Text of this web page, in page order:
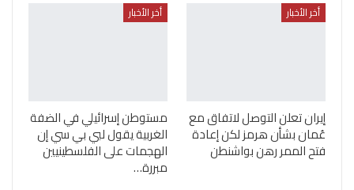
أخر الأخبار
إيران تعلن التوصل لاتفاق مع
عُمان بشأن هرمز لكن إعادة
فتح الممر رهن بواشنطن
أخر الأخبار
مستوطن إسرائيلي في الضفة
الغربية يقول لبي بي سي إن
الهجمات على الفلسطينيين
مبررة…